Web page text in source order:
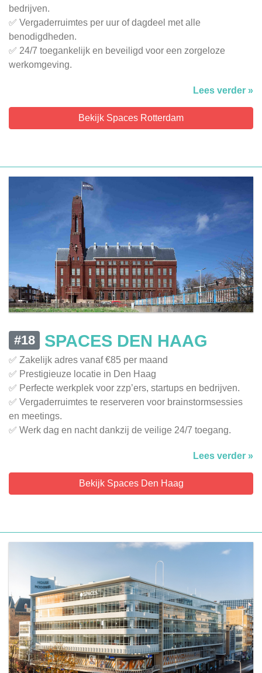
bedrijven.
✅ Vergaderruimtes per uur of dagdeel met alle
benodigdheden.
✅ 24/7 toegankelijk en beveiligd voor een zorgeloze
werkomgeving.
Lees verder »
Bekijk Spaces Rotterdam
#18 SPACES DEN HAAG
✅ Zakelijk adres vanaf €85 per maand
✅ Prestigieuze locatie in Den Haag
✅ Perfecte werkplek voor zzp’ers, startups en bedrijven.
✅ Vergaderruimtes te reserveren voor brainstormsessies
en meetings.
✅ Werk dag en nacht dankzij de veilige 24/7 toegang.
Lees verder »
Bekijk Spaces Den Haag